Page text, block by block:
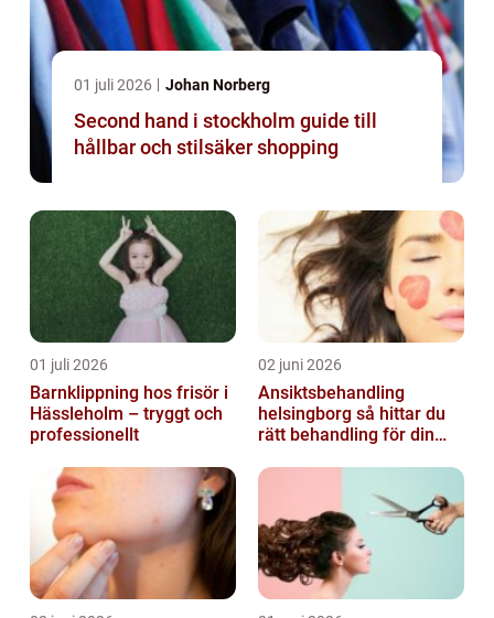
01 juli 2026 Johan Norberg
Second hand i stockholm guide till
hållbar och stilsäker shopping
01 juli 2026
Barnklippning hos frisör i
Hässleholm – tryggt och
professionellt
02 juni 2026
Ansiktsbehandling
helsingborg så hittar du
rätt behandling för din